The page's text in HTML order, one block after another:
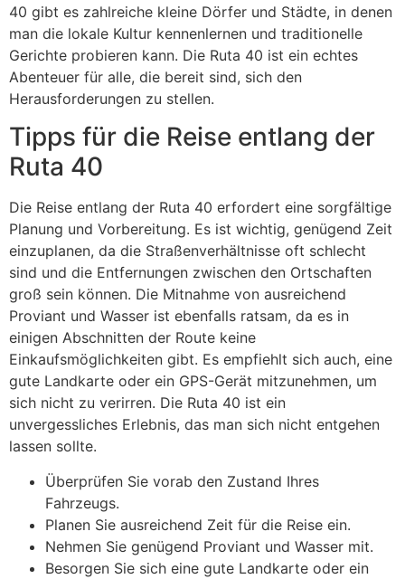
40 gibt es zahlreiche kleine Dörfer und Städte, in denen
man die lokale Kultur kennenlernen und traditionelle
Gerichte probieren kann. Die Ruta 40 ist ein echtes
Abenteuer für alle, die bereit sind, sich den
Herausforderungen zu stellen.
Tipps für die Reise entlang der
Ruta 40
Die Reise entlang der Ruta 40 erfordert eine sorgfältige
Planung und Vorbereitung. Es ist wichtig, genügend Zeit
einzuplanen, da die Straßenverhältnisse oft schlecht
sind und die Entfernungen zwischen den Ortschaften
groß sein können. Die Mitnahme von ausreichend
Proviant und Wasser ist ebenfalls ratsam, da es in
einigen Abschnitten der Route keine
Einkaufsmöglichkeiten gibt. Es empfiehlt sich auch, eine
gute Landkarte oder ein GPS-Gerät mitzunehmen, um
sich nicht zu verirren. Die Ruta 40 ist ein
unvergessliches Erlebnis, das man sich nicht entgehen
lassen sollte.
Überprüfen Sie vorab den Zustand Ihres
Fahrzeugs.
Planen Sie ausreichend Zeit für die Reise ein.
Nehmen Sie genügend Proviant und Wasser mit.
Besorgen Sie sich eine gute Landkarte oder ein